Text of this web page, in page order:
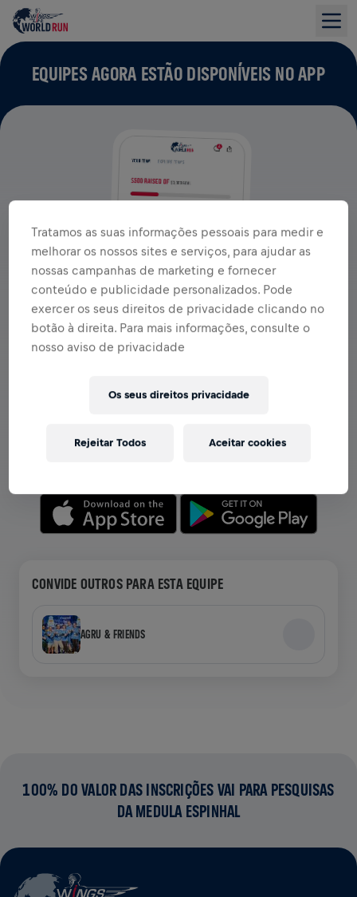
EQUIPES AGORA ESTÃO DISPONÍVEIS NO APP
VER EQUIPES NO APP
explore tudo no app — bate-papo, acompanhe sua
CONVIDE OUTROS PARA ESTA EQUIPE
AGRU & FRIENDS
100% DO VALOR DAS INSCRIÇÕES VAI PARA PESQUISAS
DA MEDULA ESPINHAL
Tratamos as suas informações pessoais para medir e
melhorar os nossos sites e serviços, para ajudar as
nossas campanhas de marketing e fornecer
conteúdo e publicidade personalizados. Pode
exercer os seus direitos de privacidade clicando no
botão à direita. Para mais informações, consulte o
nosso aviso de privacidade
Os seus direitos privacidade
Rejeitar Todos Aceitar cookies